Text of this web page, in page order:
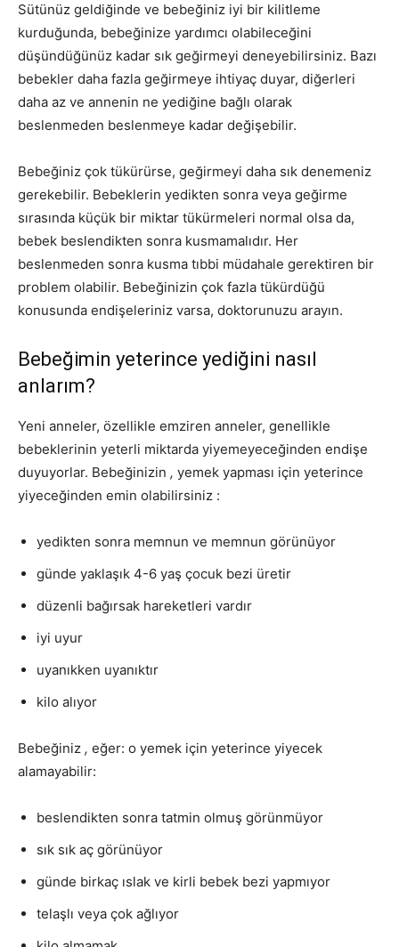
Sütünüz geldiğinde ve bebeğiniz iyi bir kilitleme
kurduğunda, bebeğinize yardımcı olabileceğini
düşündüğünüz kadar sık ​​geğirmeyi deneyebilirsiniz. Bazı
bebekler daha fazla geğirmeye ihtiyaç duyar, diğerleri
daha az ve annenin ne yediğine bağlı olarak
beslenmeden beslenmeye kadar değişebilir.
Bebeğiniz çok tükürürse, geğirmeyi daha sık denemeniz
gerekebilir. Bebeklerin yedikten sonra veya geğirme
sırasında küçük bir miktar tükürmeleri normal olsa da,
bebek beslendikten sonra kusmamalıdır. Her
beslenmeden sonra kusma tıbbi müdahale gerektiren bir
problem olabilir. Bebeğinizin çok fazla tükürdüğü
konusunda endişeleriniz varsa, doktorunuzu arayın.
Bebeğimin yeterince yediğini nasıl
anlarım?
Yeni anneler, özellikle emziren anneler, genellikle
bebeklerinin yeterli miktarda yiyemeyeceğinden endişe
duyuyorlar. Bebeğinizin , yemek yapması için yeterince
yiyeceğinden emin olabilirsiniz :
yedikten sonra memnun ve memnun görünüyor
günde yaklaşık 4-6 yaş çocuk bezi üretir
düzenli bağırsak hareketleri vardır
iyi uyur
uyanıkken uyanıktır
kilo alıyor
Bebeğiniz , eğer: o yemek için yeterince yiyecek
alamayabilir:
beslendikten sonra tatmin olmuş görünmüyor
sık sık aç görünüyor
günde birkaç ıslak ve kirli bebek bezi yapmıyor
telaşlı veya çok ağlıyor